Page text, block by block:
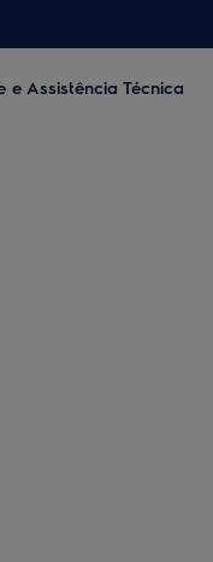
e Assistência Técnica